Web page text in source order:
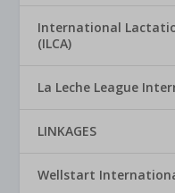
International
(ILCA)
La Leche League
LINKAGES
Wellstart